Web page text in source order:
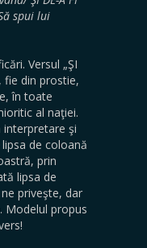
spui lui
Versul „ŞI
fie din prostie,
în toate
al naţiei.
şi
de coloană
prin
lipsa de
priveşte, dar
Modelul propus